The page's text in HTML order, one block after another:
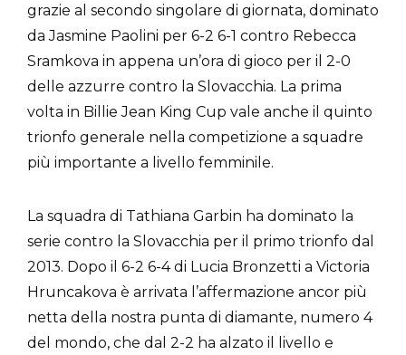
grazie al secondo singolare di giornata, dominato
da Jasmine Paolini per 6-2 6-1 contro Rebecca
Sramkova in appena un’ora di gioco per il 2-0
delle azzurre contro la Slovacchia. La prima
volta in Billie Jean King Cup vale anche il quinto
trionfo generale nella competizione a squadre
più importante a livello femminile.
La squadra di Tathiana Garbin ha dominato la
serie contro la Slovacchia per il primo trionfo dal
2013. Dopo il 6-2 6-4 di Lucia Bronzetti a Victoria
Hruncakova è arrivata l’affermazione ancor più
netta della nostra punta di diamante, numero 4
del mondo, che dal 2-2 ha alzato il livello e